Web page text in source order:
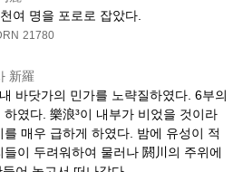
여 명을 포로로 잡았다.
21780
新羅
바닷가의 민가를 노략질하였다. 6부의
였다. 樂浪³이 내부가 비었을 것이라
매우 급하게 하였다. 밤에 유성이 적
이 두려워하여 물러나 閼川의 주위에